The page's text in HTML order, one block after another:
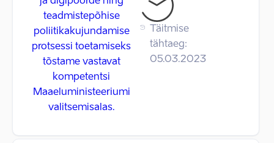
teadmistepõhise
poliitikakujundamise
protsessi toetamiseks
tõstame vastavat
kompetentsi
Maaeluministeeriumi
valitsemisalas.
Täitmise
tähtaeg:
05.03.2023